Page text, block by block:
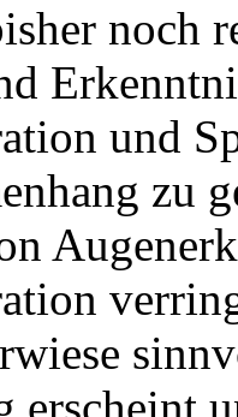
noch
und
zu
erscheint